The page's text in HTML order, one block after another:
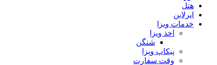
هتل
ایرلاین
خدمات ویزا
اخذ ویزا
شنگن
پیکاپ ویزا
وقت سفارت